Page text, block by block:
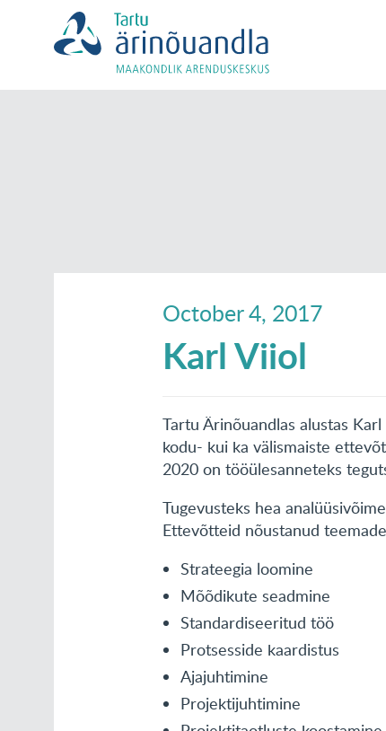
October 4, 2017
Karl Viiol
Tartu Ärinõuandlas alustas
kodu- kui ka välismaiste
2020 on tööülesanneteks
Tugevusteks hea
Ettevõtteid nõustanud
Strateegia loomine
Mõõdikute seadmine
Standardiseeritud töö
Protsesside kaardistus
Ajajuhtimine
Projektijuhtimine